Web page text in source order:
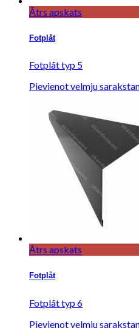
Ātrs apskats
Fotplåt
Fotplåt typ 5
Pievienot velmju
Ātrs apskats
Fotplåt
Fotplåt typ 6
Pievienot velmju